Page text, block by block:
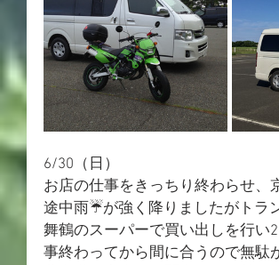
6/30（日）
お店の仕事をきっちり終わらせ、
途中雨☔が強く降りましたがトラ
舞鶴のスーパーで買い出しを行い
事終わってから間に合うので無駄